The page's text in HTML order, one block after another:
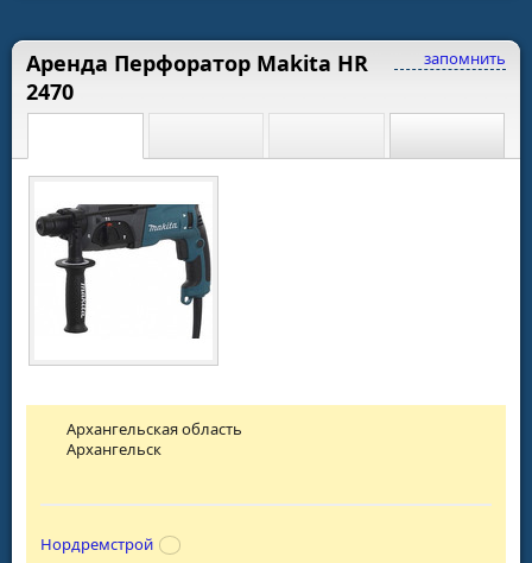
запомнить
Аренда Перфоратор Makita HR
2470
Архангельская область
Архангельск
Нордремстрой